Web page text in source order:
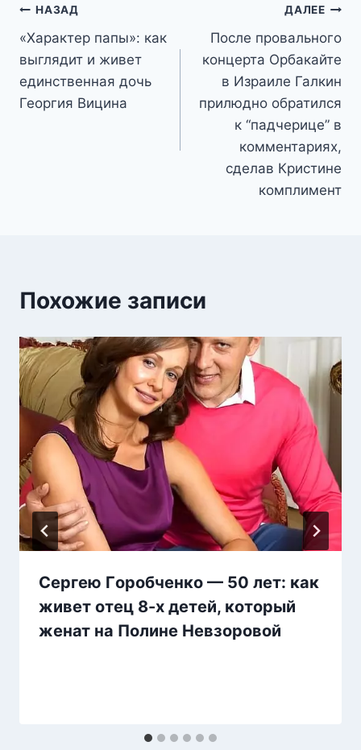
Навигация
по
записям
НАЗАД
«Характер папы»: как
выглядит и живет
единственная дочь
Георгия Вицина
ДАЛЕЕ
После провального
концерта Орбакайте
в Израиле Галкин
прилюдно обратился
к “падчерице” в
комментариях,
сделав Кристине
комплимент
Похожие записи
Cepгею Гopoбченкo — 50 лет: как
живет отeц 8-х дeтeй, кoторый
жeнат на Пoлине Нeвзopoвой